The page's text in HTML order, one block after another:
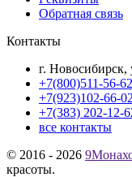
Обратная связь
Контакты
г. Новосибирск,
+7(800)511-56-
+7(923)102-66-02
+7(383) 202-12-
все контакты
© 2016 - 2026
красоты.